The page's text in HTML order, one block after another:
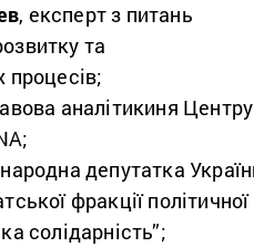
, експерт з питань
та
процесів;
аналітикиня Центру
депутатка
фракції політичної
солідарність”;